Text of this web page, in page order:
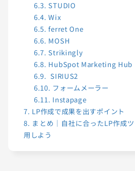
6.3. STUDIO
6.4. Wix
6.5. ferret One
6.6. MOSH
6.7. Strikingly
6.8. HubSpot Marketing Hub
6.9. SIRIUS2
6.10. フォームメーラー
6.11. Instapage
7. LP作成で成果を出すポイント
8. まとめ｜自社に合ったLP作成
用しよう